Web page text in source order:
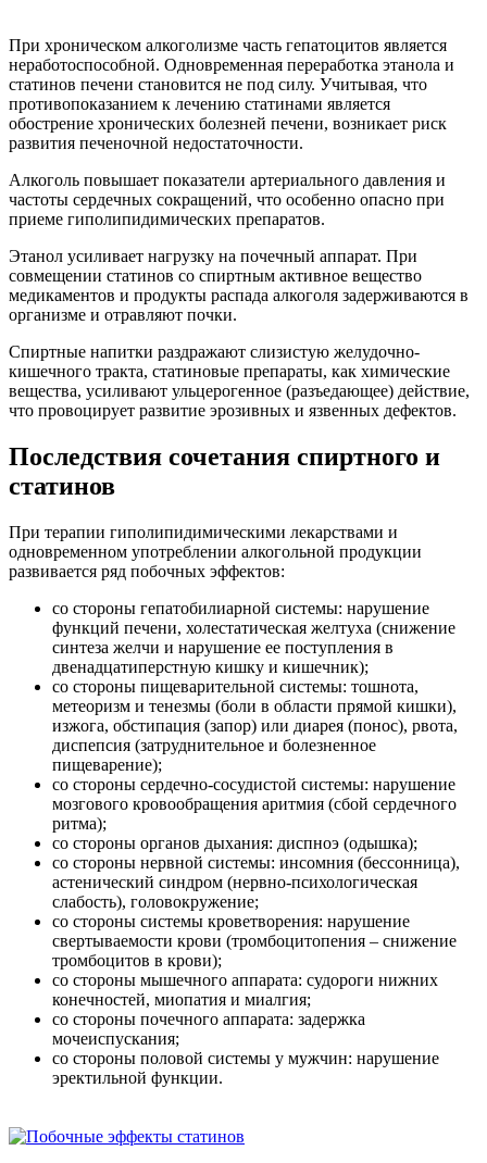
При хроническом алкоголизме часть гепатоцитов является
неработоспособной. Одновременная переработка этанола и
статинов печени становится не под силу. Учитывая, что
противопоказанием к лечению статинами является
обострение хронических болезней печени, возникает риск
развития печеночной недостаточности.
Алкоголь повышает показатели артериального давления и
частоты сердечных сокращений, что особенно опасно при
приеме гиполипидимических препаратов.
Этанол усиливает нагрузку на почечный аппарат. При
совмещении статинов со спиртным активное вещество
медикаментов и продукты распада алкоголя задерживаются в
организме и отравляют почки.
Спиртные напитки раздражают слизистую желудочно-
кишечного тракта, статиновые препараты, как химические
вещества, усиливают ульцерогенное (разъедающее) действие,
что провоцирует развитие эрозивных и язвенных дефектов.
Последствия сочетания спиртного и
статинов
При терапии гиполипидимическими лекарствами и
одновременном употреблении алкогольной продукции
развивается ряд побочных эффектов:
со стороны гепатобилиарной системы: нарушение
функций печени, холестатическая желтуха (снижение
синтеза желчи и нарушение ее поступления в
двенадцатиперстную кишку и кишечник);
со стороны пищеварительной системы: тошнота,
метеоризм и тенезмы (боли в области прямой кишки),
изжога, обстипация (запор) или диарея (понос), рвота,
диспепсия (затруднительное и болезненное
пищеварение);
со стороны сердечно-сосудистой системы: нарушение
мозгового кровообращения аритмия (сбой сердечного
ритма);
со стороны органов дыхания: диспноэ (одышка);
со стороны нервной системы: инсомния (бессонница),
астенический синдром (нервно-психологическая
слабость), головокружение;
со стороны системы кроветворения: нарушение
свертываемости крови (тромбоцитопения – снижение
тромбоцитов в крови);
со стороны мышечного аппарата: судороги нижних
конечностей, миопатия и миалгия;
со стороны почечного аппарата: задержка
мочеиспускания;
со стороны половой системы у мужчин: нарушение
эректильной функции.